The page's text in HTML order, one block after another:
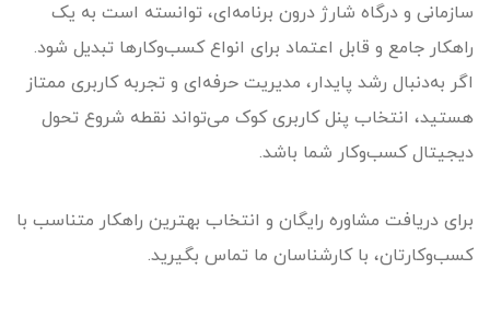
سازمانی و درگاه شارژ درون برنامه‌ای، توانسته است به یک
راهکار جامع و قابل اعتماد برای انواع کسب‌وکارها تبدیل شود.
اگر به‌دنبال رشد پایدار، مدیریت حرفه‌ای و تجربه کاربری ممتاز
هستید، انتخاب پنل کاربری کوک می‌تواند نقطه شروع تحول
دیجیتال کسب‌وکار شما باشد.
برای دریافت مشاوره رایگان و انتخاب بهترین راهکار متناسب با
کسب‌وکارتان، با کارشناسان ما تماس بگیرید.